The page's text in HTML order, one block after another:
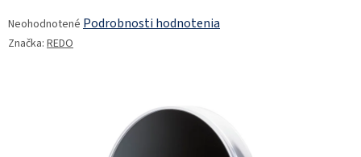
hodnotenie
produktu
Neohodnotené Podrobnosti hodnotenia
Značka: REDO